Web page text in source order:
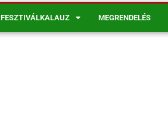
FESZTIVÁLKALAUZ MEGRENDELÉS